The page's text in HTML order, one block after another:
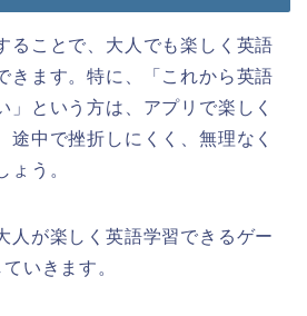
ることで、大人でも楽しく英語
きます。特に、「これから英語
」という方は、アプリで楽しく
途中で挫折しにくく、無理なく
ょう。
人が楽しく英語学習できるゲー
いきます。